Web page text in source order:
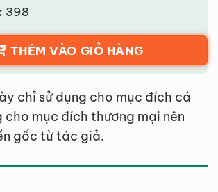
398
THÊM VÀO GIỎ HÀNG
chỉ sử dụng cho mục đích cá
cho mục đích thương mại nên
gốc từ tác giả.